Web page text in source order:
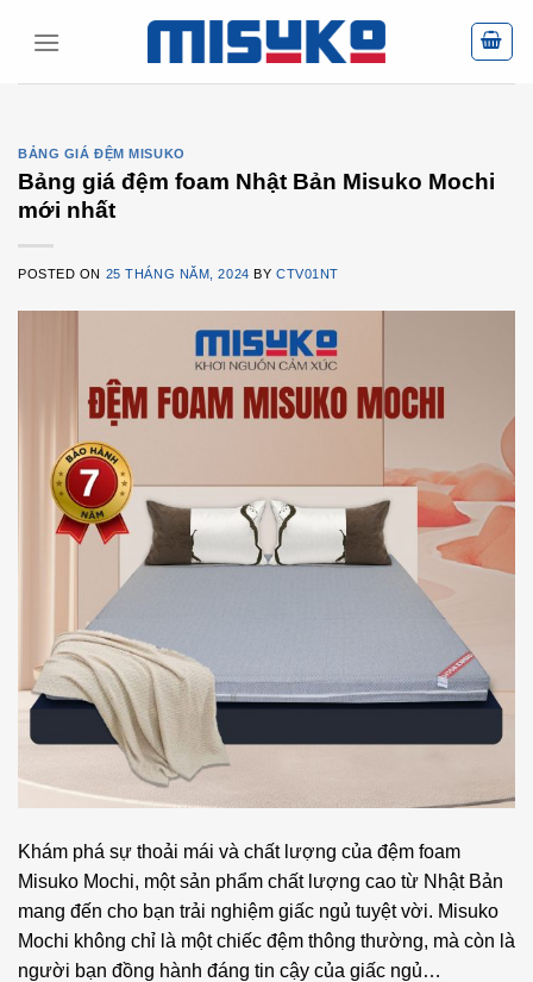
BẢNG GIÁ ĐỆM MISUKO
Bảng giá đệm foam Nhật Bản Misuko Mochi
mới nhất
POSTED ON 25 THÁNG NĂM, 2024 BY CTV01NT
Khám phá sự thoải mái và chất lượng của đệm foam
Misuko Mochi, một sản phẩm chất lượng cao từ Nhật Bản
mang đến cho bạn trải nghiệm giấc ngủ tuyệt vời. Misuko
Mochi không chỉ là một chiếc đệm thông thường, mà còn là
người bạn đồng hành đáng tin cậy của giấc ngủ…